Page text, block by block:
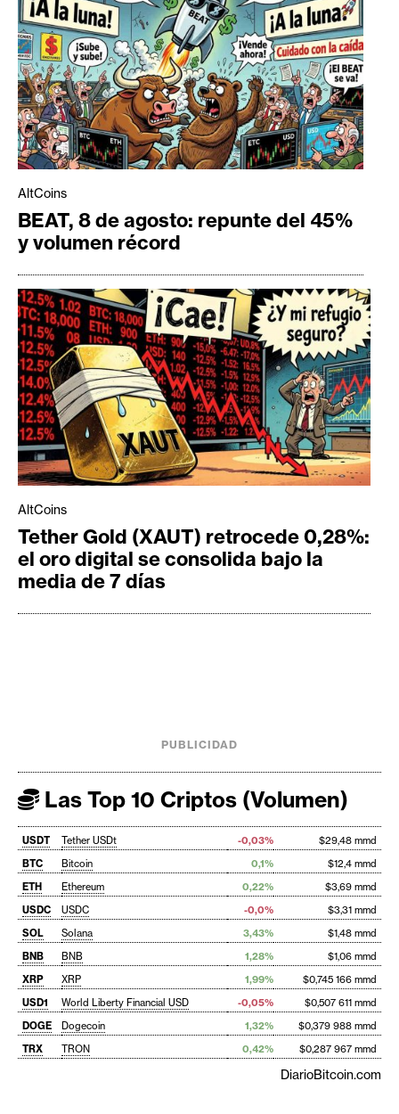
AltCoins
BEAT, 8 de agosto: repunte del 45%
y volumen récord
AltCoins
Tether Gold (XAUT) retrocede 0,28%:
el oro digital se consolida bajo la
media de 7 días
PUBLICIDAD
Las Top 10 Criptos (Volumen)
USDT Tether USDt -0,03%
$29,48 mmd
BTC
Bitcoin 0,1%
$12,4 mmd
ETH
Ethereum 0,22%
$3,69 mmd
USDC
USDC -0,0%
$3,31 mmd
SOL
Solana 3,43%
$1,48 mmd
BNB
BNB 1,28%
$1,06 mmd
XRP
XRP 1,99%
$0,745 166 mmd
USD1
World Liberty Financial USD -0,05%
$0,507 611 mmd
DOGE
Dogecoin 1,32%
$0,379 988 mmd
TRX
TRON 0,42% $0,287 967 mmd
DiarioBitcoin.com